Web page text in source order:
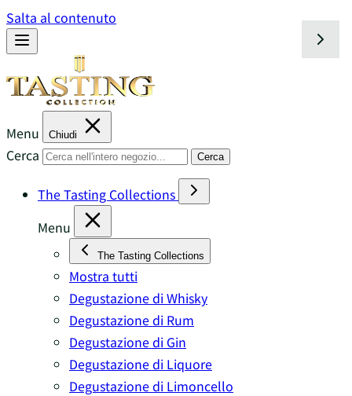
Salta al contenuto
Menu Chiudi
Cerca Cerca
The Tasting Collections
Menu
The Tasting Collections
Mostra tutti
Degustazione di Whisky
Degustazione di Rum
Degustazione di Gin
Degustazione di Liquore
Degustazione di Limoncello